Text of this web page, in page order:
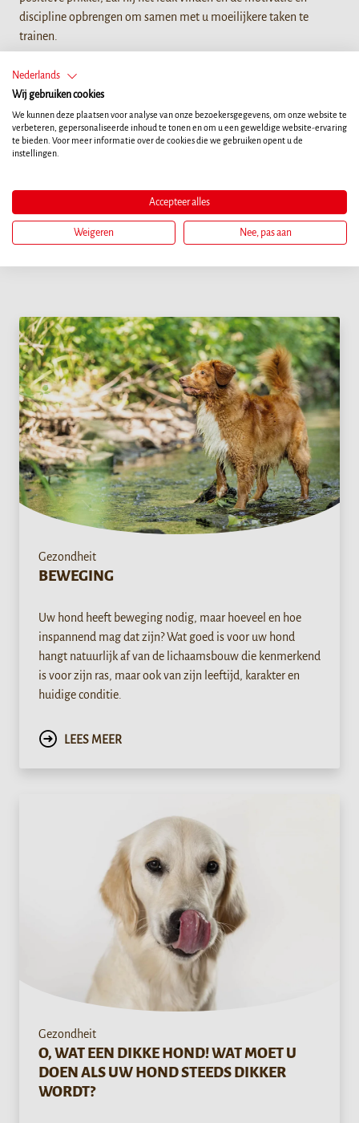
discipline opbrengen om samen met u moeilijkere taken te
trainen.
Gezondheit
BEWEGING
Uw hond heeft beweging nodig, maar hoeveel en hoe
inspannend mag dat zijn? Wat goed is voor uw hond
hangt natuurlijk af van de lichaamsbouw die kenmerkend
is voor zijn ras, maar ook van zijn leeftijd, karakter en
huidige conditie.
LEES MEER
Gezondheit
O, WAT EEN DIKKE HOND! WAT MOET U
DOEN ALS UW HOND STEEDS DIKKER
WORDT?
Nederlands
Wij gebruiken cookies
We kunnen deze plaatsen voor analyse van onze bezoekersgegevens, om onze website te
verbeteren, gepersonaliseerde inhoud te tonen en om u een geweldige website-ervaring
te bieden. Voor meer informatie over de cookies die we gebruiken opent u de
instellingen.
Accepteer alles
Weigeren Nee, pas aan